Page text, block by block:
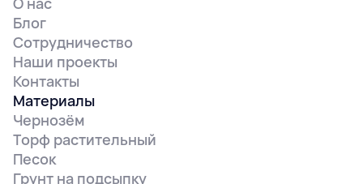
Блог
Сотрудничество
Наши проекты
Контакты
Материалы
Чернозём
Торф растительный
Песок
Грунт на подсыпку